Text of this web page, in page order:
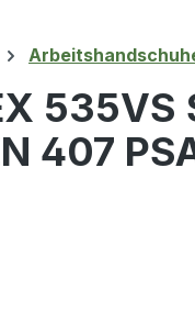
407